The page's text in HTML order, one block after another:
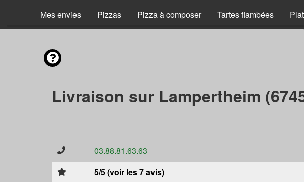
Mes envies Pizzas Pizza à composer Tartes flambées
Livraison sur Lampertheim
03.88.81.63.63
5/5 (voir les 7 avis)